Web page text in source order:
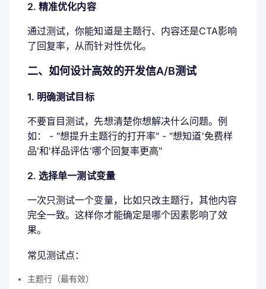
2. 精准优化内容
通过测试，你能知道是主题行、内容还是CTA影响
了回复率，从而针对性优化。
二、如何设计高效的开发信A/B测试
1. 明确测试目标
不要盲目测试，先想清楚你想解决什么问题。例
如： - "想提升主题行的打开率" - "想知道'免费样
品'和'样品评估'哪个回复率更高"
2. 选择单一测试变量
一次只测试一个变量，比如只改主题行，其他内容
完全一致。这样你才能确定是哪个因素影响了效
果。
常见测试点：
主题行（最有效）